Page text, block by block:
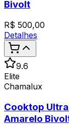
Bivolt
R$ 500,00
Detalhes
9.6
Elite
Chamalux
Cooktop
Amarelo